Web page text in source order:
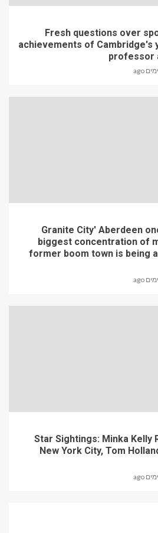
Fresh questions over
achievements of Cambridge's
professor
'Granite City' Aberdeen
biggest concentration of
former boom town is being
Star Sightings: Minka Kelly
New York City, Tom